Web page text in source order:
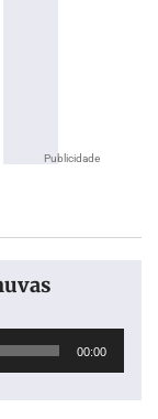
Publicidade
00:00